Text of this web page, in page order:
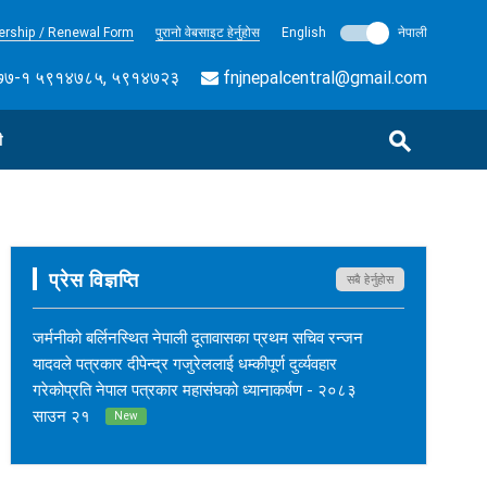
/ Renewal Form पुरानो वेबसाइट हेर्नुहोस English नेपाली
१ ५९१४७८५, ५९१४७२३ fnjnepalcentral@gmail.com
प्रेस विज्ञप्ति सबै हेर्नुहोस
जर्मनीको बर्लिनस्थित नेपाली दूतावासका प्रथम सचिव रन्जन
यादवले पत्रकार दीपेन्द्र गजुरेललाई धम्कीपूर्ण दुर्व्यवहार
गरेकोप्रति नेपाल पत्रकार महासंघको ध्यानाकर्षण - २०८३
साउन २१
New
नेपाल कर्म अनलाइनका सम्पादक सुशीलकुमार खड्काको